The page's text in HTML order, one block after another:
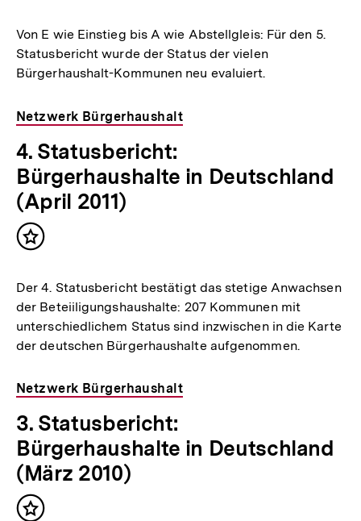
Von E wie Einstieg bis A wie Abstellgleis: Für den 5.
Statusbericht wurde der Status der vielen
Bürgerhaushalt-Kommunen neu evaluiert.
Netzwerk Bürgerhaushalt
4. Statusbericht:
Bürgerhaushalte in Deutschland
(April 2011)
Inhalt
Der 4. Statusbericht bestätigt das stetige Anwachsen
der Beteiiligungshaushalte: 207 Kommunen mit
unterschiedlichem Status sind inzwischen in die Karte
der deutschen Bürgerhaushalte aufgenommen.
Netzwerk Bürgerhaushalt
3. Statusbericht:
Bürgerhaushalte in Deutschland
(März 2010)
Inhalt